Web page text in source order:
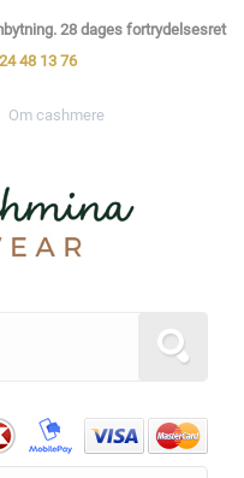
28 dages fortrydelsesret
24 48 13 76
Om cashmere